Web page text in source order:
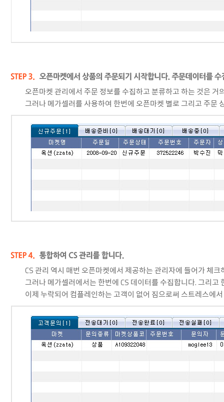
오픈마켓 관리에서 주문 정보를 수집하고 분류하고 하는 것은 거
그러나 메가셀러를 사용하여 한번에 오픈마켓 별로 그리고 주문
CS 관리 역시 매번 오픈마켓에서 제공하는 관리자에 들어가 체
그러나 메가셀러에서는 한번에 CS 데이터를 수집합니다. 그리고
이제 누락되어 컴플레인하는 고객이 없어 짐으로써 스트레스에